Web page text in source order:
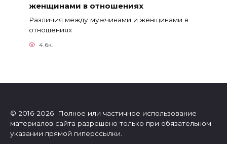
женщинами в отношениях
Различия между мужчинами и женщинами в
отношениях
4.6к.
© 2016-2026 Полное или частичное использование
материалов сайта разрешено только при обязательном
указании прямой гиперссылки.